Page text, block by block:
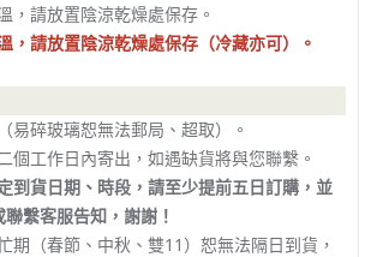
，請放置陰涼乾燥處保存。
，請放置陰涼乾燥處保存（冷藏亦可）。
易碎玻璃恕無法郵局、超取）。
個工作日內寄出，如遇缺貨將與您聯繫。
到貨日期、時段，請至少提前五日訂購，並
繫客服告知，謝謝！
期（春節、中秋、雙11）恕無法隔日到貨，